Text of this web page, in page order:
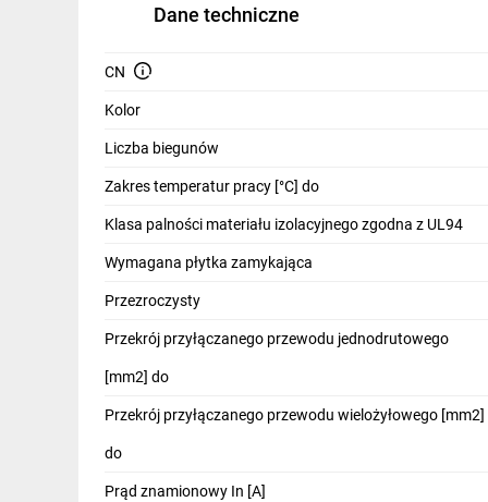
Smart home
Elektromobilność
Energetyka wiatrowa
Wentylacja i rekuperacja
Dane techniczne
CN
Kolor
Liczba biegunów
Zakres temperatur pracy [°C] do
Klasa palności materiału izolacyjnego zgodna z UL94
Wymagana płytka zamykająca
Przezroczysty
Przekrój przyłączanego przewodu jednodrutowego
[mm2] do
Przekrój przyłączanego przewodu wielożyłowego [mm2]
do
Prąd znamionowy In [A]